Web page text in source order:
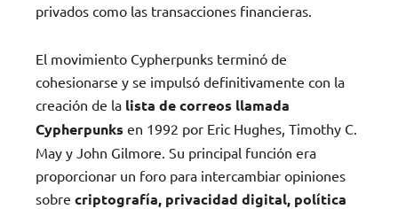
privados como las transacciones financieras.
El movimiento Cypherpunks terminó de
cohesionarse y se impulsó definitivamente con la
creación de la lista de correos llamada
Cypherpunks en 1992 por Eric Hughes, Timothy C.
May y John Gilmore. Su principal función era
proporcionar un foro para intercambiar opiniones
sobre criptografía, privacidad digital, política